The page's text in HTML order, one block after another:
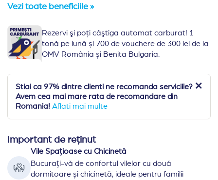
Vezi toate beneficiile »
Rezervi şi poţi câştiga automat carburat! 1
tonă pe lună și 700 de vouchere de 300 lei de la
OMV România și Benita Bulgaria.
Stiai ca 97% dintre clienti ne recomanda serviciile?
Avem cea mai mare rata de recomandare din
Romania! Aflati mai multe
Important de reținut
Vile Spațioase cu Chicinetă
Bucurați-vă de confortul vilelor cu două
dormitoare și chicinetă, ideale pentru familii